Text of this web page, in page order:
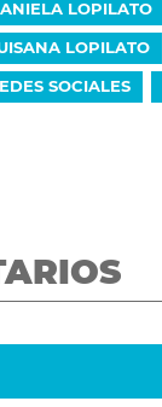
LOPILATO
LOPILATO
SOCIALES